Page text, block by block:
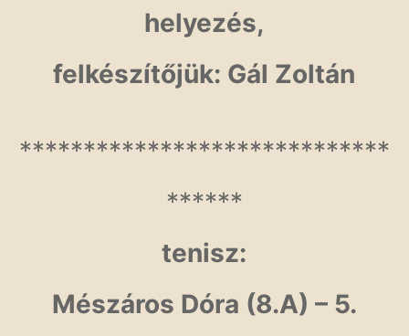
helyezés,
felkészítőjük: Gál Zoltán
*****************************
******
tenisz:
Mészáros Dóra (8.A) – 5.